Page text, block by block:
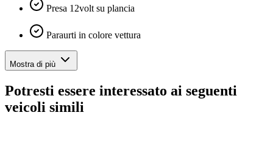
Presa 12volt su plancia
Paraurti in colore vettura
Mostra di più
Potresti essere interessato ai seguenti
veicoli simili